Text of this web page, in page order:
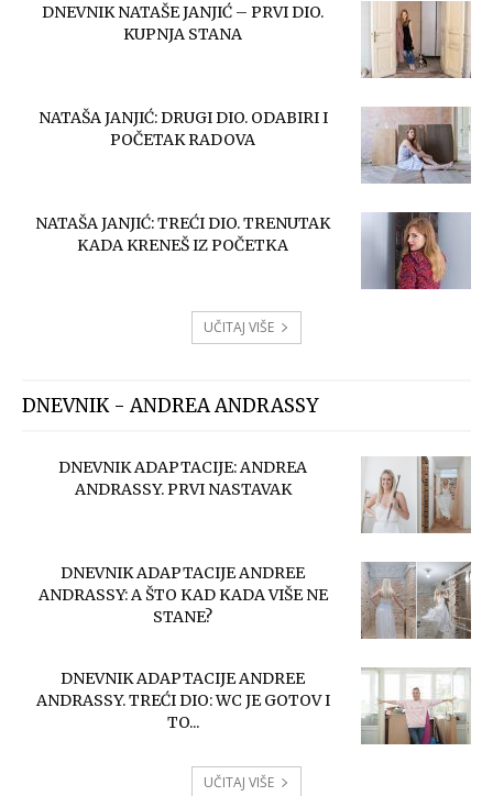
DNEVNIK NATAŠE JANJIĆ – PRVI DIO.
KUPNJA STANA
NATAŠA JANJIĆ: DRUGI DIO. ODABIRI I
POČETAK RADOVA
NATAŠA JANJIĆ: TREĆI DIO. TRENUTAK
KADA KRENEŠ IZ POČETKA
UČITAJ VIŠE
DNEVNIK - ANDREA ANDRASSY
DNEVNIK ADAPTACIJE: ANDREA
ANDRASSY. PRVI NASTAVAK
DNEVNIK ADAPTACIJE ANDREE
ANDRASSY: A ŠTO KAD KADA VIŠE NE
STANE?
DNEVNIK ADAPTACIJE ANDREE
ANDRASSY. TREĆI DIO: WC JE GOTOV I
TO...
UČITAJ VIŠE